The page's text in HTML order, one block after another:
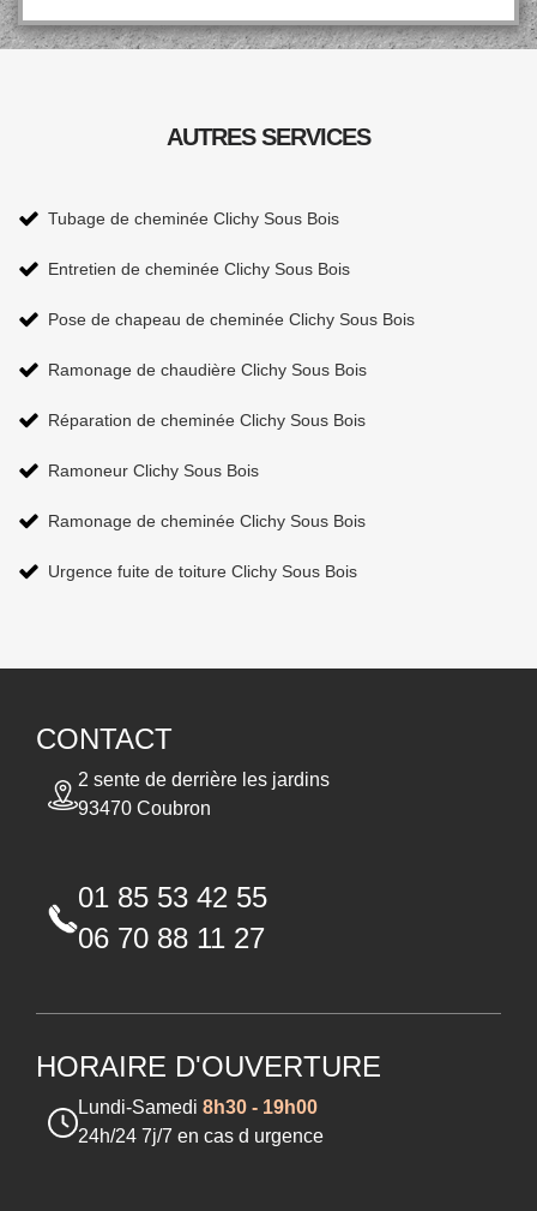
AUTRES SERVICES
Tubage de cheminée Clichy Sous Bois
Entretien de cheminée Clichy Sous Bois
Pose de chapeau de cheminée Clichy Sous Bois
Ramonage de chaudière Clichy Sous Bois
Réparation de cheminée Clichy Sous Bois
Ramoneur Clichy Sous Bois
Ramonage de cheminée Clichy Sous Bois
Urgence fuite de toiture Clichy Sous Bois
CONTACT
2 sente de derrière les jardins
93470 Coubron
01 85 53 42 55
06 70 88 11 27
HORAIRE D'OUVERTURE
Lundi-Samedi 8h30 - 19h00
24h/24 7j/7 en cas d urgence